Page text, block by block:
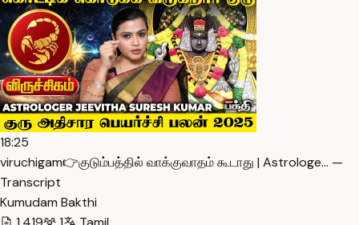
18:25
viruchigam👉குடும்பத்தில் வாக்குவாதம் கூடாது | Astrologe… —
Transcript
Kumudam Bakthi